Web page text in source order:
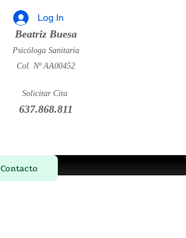
Beatriz Buesa
Psicóloga Sanitaria
Col. Nº AA00452
Log In
Solicitar Cita
637.868.811
Contacto